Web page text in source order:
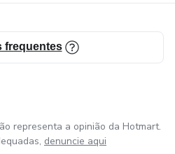
frequentes
representa a opinião da Hotmart.
denuncie aqui